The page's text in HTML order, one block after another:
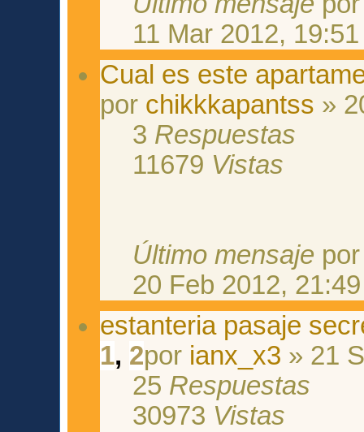
11 Mar 2012, 19:51
Cual es este
por chikkkapantss »
3 Respuestas
11679 Vistas
Último mensaje
20 Feb 2012, 21:49
estanteria pasaje
1, 2por ianx_x3 » 21
25 Respuestas
30973 Vistas